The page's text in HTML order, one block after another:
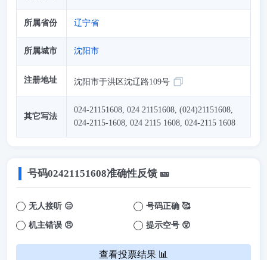
所属省份 辽宁省
所属城市 沈阳市
注册地址 沈阳市于洪区沈辽路109号
其它写法
024-21151608, 024 21151608, (024)21151608,
024-2115-1608, 024 2115 1608, 024-2115 1608
号码02421151608准确性反馈 🎫
无人接听 😑 号码正确 🥰
机主错误 😠 提示空号 😲
查看投票结果 📊